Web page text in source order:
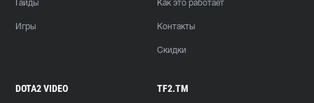
Гайды
Игры
Как это работает
Контакты
Скидки
DOTA2 VIDEO TF2.TM